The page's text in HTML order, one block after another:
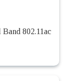
802.11ac